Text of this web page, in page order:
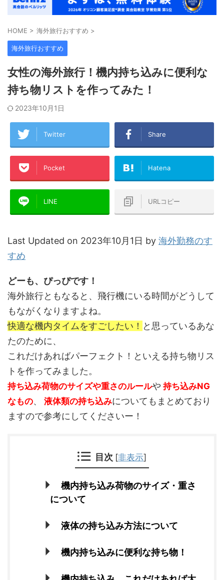
HOME > 海外旅行おすすめ >
海外旅行おすすめ
女性の海外旅行！機内持ち込みに便利な
持ち物リストを作ってみた！
2023年10月1日
Twitter Share
Pocket Hatena
LINE URLコピー
Last Updated on 2023年10月1日 by 海外勤務のす
すめ
どーも、ぴっぴです！
海外旅行ともなると、飛行機にいる時間がどうして
もながくなりますよね。
快適な機内タイムをすごしたい！ と思っているあな
たのために、
これだけあればパーフェクト！といえる持ち物リス
トを作ってみました。
持ち込み荷物のサイズや重さのルールや 持ち込みNG
なもの、 液体類の持ち込みについてもまとめており
ますので参考にしてくださいー！
目次 [非表示]
機内持ち込み荷物のサイズ・重さ
について
液体の持ち込み方法について
機内持ち込みに便利な持ち物！